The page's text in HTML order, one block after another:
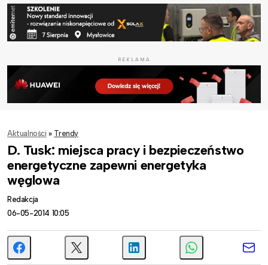
REKLAMA
Aktualności » Trendy
D. Tusk: miejsca pracy i bezpieczeństwo
energetyczne zapewni energetyka
węglowa
Redakcja
06-05-2014 10:05